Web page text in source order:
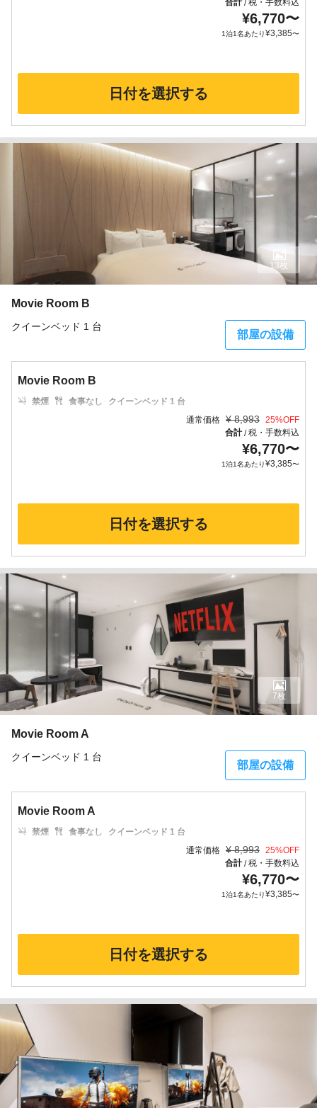
合計/ 税・手数料込
¥6,770〜
1泊1名あたり¥3,385〜
日付を選択する
Movie Room B
クイーンベッド 1 台
部屋の設備
13枚
Movie Room B
禁煙 食事なし
クイーンベッド 1 台
通常価格 ¥ 8,993 25%OFF
合計/税・手数料込
¥6,770〜
1泊1名あたり¥3,385〜
日付を選択する
Movie Room A
クイーンベッド 1 台
部屋の設備
7枚
Movie Room A
禁煙 食事なし
クイーンベッド 1 台
通常価格 ¥ 8,993 25%OFF
合計/税・手数料込
¥6,770〜
1泊1名あたり¥3,385〜
日付を選択する